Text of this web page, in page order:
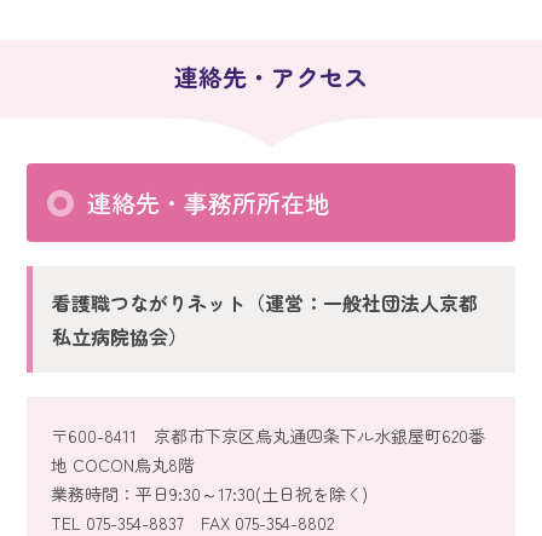
連絡先・アクセス
連絡先・事務所所在地
看護職つながりネット（運営：一般社団法人京都
私立病院協会）
〒600-8411 京都市下京区烏丸通四条下ル水銀屋町620番
地 COCON烏丸8階
業務時間：平日9:30～17:30(土日祝を除く)
TEL 075-354-8837 FAX 075-354-8802